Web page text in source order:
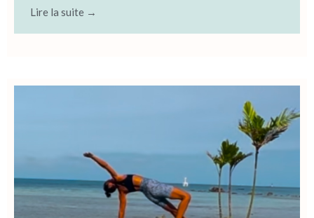
Lire la suite →